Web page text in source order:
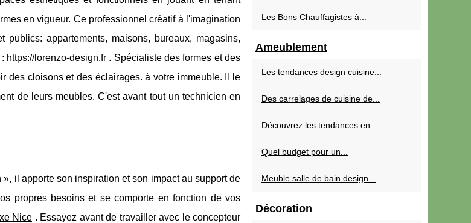
en vigueur. Ce professionnel créatif à l'imagination
appartements, maisons, bureaux, magasins,
https://lorenzo-design.fr . Spécialiste des formes et des
des cloisons et des éclairages. à votre immeuble. Il le
de leurs meubles. C'est avant tout un technicien en
il apporte son inspiration et son impact au support de
propres besoins et se comporte en fonction de vos
Nice . Essayez avant de travailler avec le concepteur
Les Bons Chauffagistes à...
Ameublement
Les tendances design cuisine...
Des carrelages de cuisine de...
Découvrez les tendances en...
Quel budget pour un...
Meuble salle de bain design...
Décoration